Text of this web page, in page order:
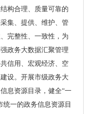
构合理、质量可靠的
集、提供、维护、管
完整性、一致性，为
政务大数据汇聚管理
信用、宏观经济、空
设。开展市级政务大
息资源目录，健全“一
统一的政务信息资源目